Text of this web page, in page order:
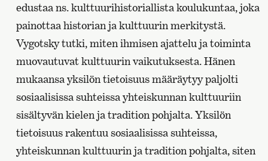
edustaa ns. kulttuurihistoriallista koulukuntaa, joka
painottaa historian ja kulttuurin merkitystä.
Vygotsky tutki, miten ihmisen ajattelu ja toiminta
muovautuvat kulttuurin vaikutuksesta. Hänen
mukaansa yksilön tietoisuus määräytyy paljolti
sosiaalisissa suhteissa yhteiskunnan kulttuuriin
sisältyvän kielen ja tradition pohjalta. Yksilön
tietoisuus rakentuu sosiaalisissa suhteissa,
yhteiskunnan kulttuurin ja tradition pohjalta, siten